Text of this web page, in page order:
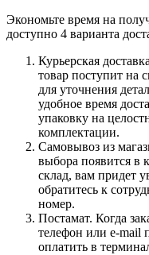
Экономьте время на
доступно 4 варианта
Курьерская
товар поступит на
для уточнения
удобное время
упаковку на
комплектации.
Самовывоз из
выбора появится в
склад, вам придет
обратитесь к
номер.
Постамат. Когда
телефон или e-mail
оплатить в